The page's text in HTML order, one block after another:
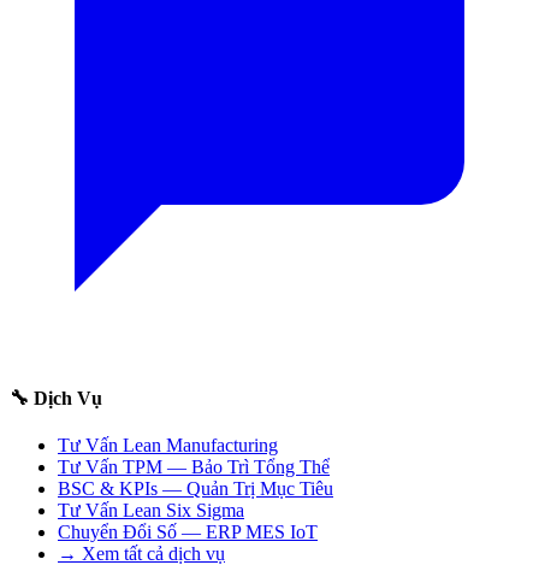
🔧 Dịch Vụ
Tư Vấn Lean Manufacturing
Tư Vấn TPM — Bảo Trì Tổng Thể
BSC & KPIs — Quản Trị Mục Tiêu
Tư Vấn Lean Six Sigma
Chuyển Đổi Số — ERP MES IoT
→ Xem tất cả dịch vụ